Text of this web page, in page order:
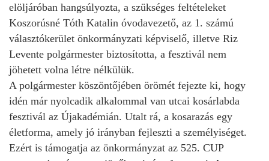
elöljáróban hangsúlyozta, a szükséges feltételeket
Koszorúsné Tóth Katalin óvodavezető, az 1. számú
választókerület önkormányzati képviselő, illetve Riz
Levente polgármester biztosította, a fesztivál nem
jöhetett volna létre nélkülük.
A polgármester köszöntőjében örömét fejezte ki, hogy
idén már nyolcadik alkalommal van utcai kosárlabda
fesztivál az Újakadémián. Utalt rá, a kosarazás egy
életforma, amely jó irányban fejleszti a személyiséget.
Ezért is támogatja az önkormányzat az 525. CUP